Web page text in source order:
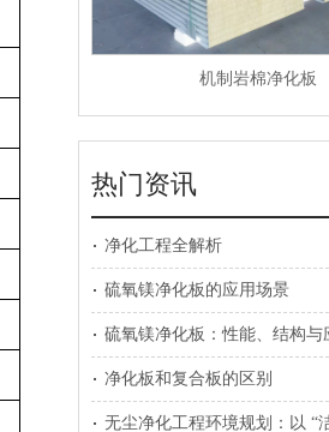
机制岩棉净化板
热门资讯
净化工程全解析
硫氧镁净化板的应用场景
硫氧镁净化板：性能、结构与
净化板和复合板的区别